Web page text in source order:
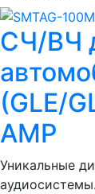
СЧ/ВЧ
(GLE/
AMP
Уникальные